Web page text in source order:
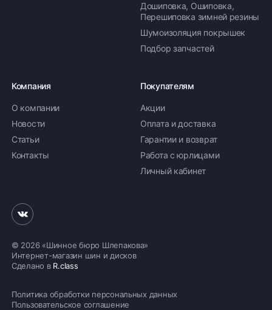
Дошиповка, Ошиповка,
Перешиповка зимней резины
Шумоизоляция покрышек
Подбор запчастей
Компания
О компании
Новости
Статьи
Контакты
Покупателям
Акции
Оплата и доставка
Гарантии и возврат
Работа с юрлицами
Личный кабинет
© 2026 «Шинное бюро Шлепакова»
Интернет-магазин шин и дисков
Сделано в R.class
Политика обработки персональных данных
Пользовательское соглашение